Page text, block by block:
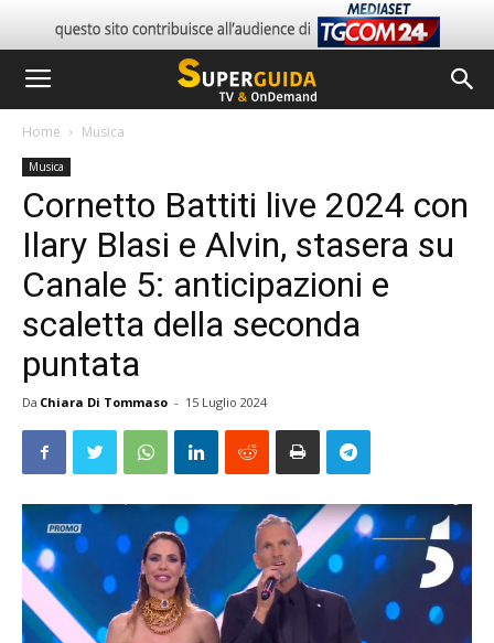
Home Musica
Musica
Cornetto Battiti live 2024 con
Ilary Blasi e Alvin, stasera su
Canale 5: anticipazioni e
scaletta della seconda
puntata
Da Chiara Di Tommaso - 15 Luglio 2024